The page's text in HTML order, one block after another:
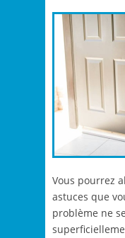
Vous pourrez
astuces que
problème ne